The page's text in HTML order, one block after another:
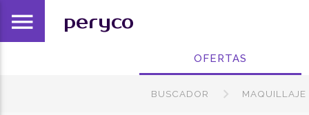
menu peryco
OFERTAS
BUSCADOR MAQUILLAJE